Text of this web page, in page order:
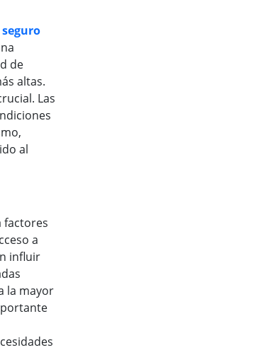
seguro
de
altas.
Las
al
factores
a
influir
la mayor